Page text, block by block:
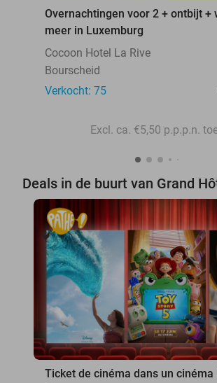
Overnachtingen voor 2 + ontbijt +
meer in Luxemburg
Cocoon Hotel La Rive
Bourscheid
Verkocht: 75
Excl. ca. €5,50 p.p.p.n.
Deals in de buurt van Grand
Ticket de cinéma dans un cinéma